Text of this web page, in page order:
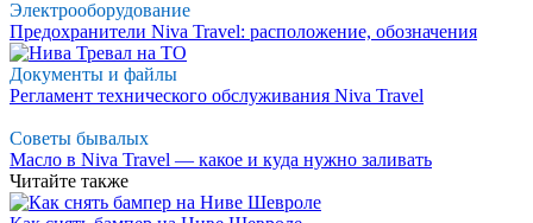
Электрооборудование
Предохранители Niva Travel: расположение, обозначения
Документы и файлы
Регламент технического обслуживания Niva Travel
Советы бывалых
Масло в Niva Travel — какое и куда нужно заливать
Читайте также